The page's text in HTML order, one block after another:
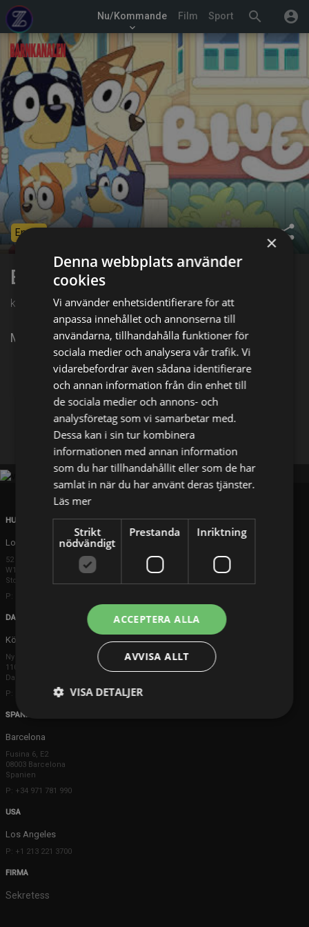
search account_circle
Nu/Kommande
keyboard_arrow_down
Film Sport
share
Ended
Bluey kortfilmer
kl. 04:55 på Barnkanalen
Möt Bluey, Bingo och alla andra kära karaktärer igen!
Facebook X E-postadress
HUVUDKONTOR
London
52 Brook Street
W1K 5DS London
Storbritannien
P: +44 203 608 8181
DANMARK
Köpenhamn
Ny Østergade 20
1101 København K
Danmark
P: +45 3698 8480
SPANIEN
Barcelona
Fusina 6, E2
08003 Barcelona
Spanien
P: +34 971 781 990
USA
Los Angeles
P: +1 213 221 3700
FIRMA
Sekretess
×
Denna webbplats använder
cookies
Vi använder enhetsidentifierare för att
anpassa innehållet och annonserna till
användarna, tillhandahålla funktioner för
sociala medier och analysera vår trafik. Vi
vidarebefordrar även sådana identifierare
och annan information från din enhet till
de sociala medier och annons- och
analysföretag som vi samarbetar med.
Dessa kan i sin tur kombinera
informationen med annan information
som du har tillhandahållit eller som de har
samlat in när du har använt deras tjänster.
Läs mer
Strikt
nödvändigt
Prestanda Inriktning
ACCEPTERA ALLA
AVVISA ALLT
VISA DETALJER